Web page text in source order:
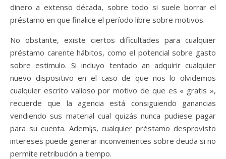
dinero a extenso década, sobre todo si suele borrar el
préstamo en que finalice el período libre sobre motivos.
No obstante, existe ciertos dificultades para cualquier
préstamo carente hábitos, como el potencial sobre gasto
sobre estimulo. Si incluyo tentado an adquirir cualquier
nuevo dispositivo en el caso de que nos lo olvidemos
cualquier escrito valioso por motivo de que es « gratis »,
recuerde que la agencia está consiguiendo ganancias
vendiendo sus material cual quizás nunca pudiese pagar
para su cuenta. Ademí¡s, cualquier préstamo desprovisto
intereses puede generar inconvenientes sobre deuda si no
permite retribución a tiempo.